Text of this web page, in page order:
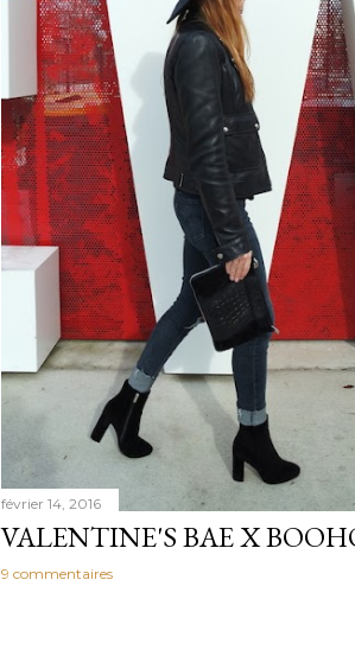
février 14, 2016
VALENTINE'S BAE X
9 commentaires